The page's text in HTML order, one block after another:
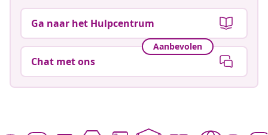
Ga naar het Hulpcentrum
Aanbevolen
Chat met ons